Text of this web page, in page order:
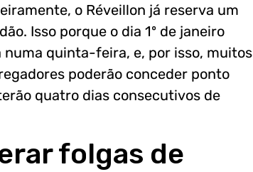
o Réveillon já reserva um
Isso porque o dia 1º de janeiro
numa quinta-feira, e, por isso, muitos
poderão conceder ponto
quatro dias consecutivos de
folgas de